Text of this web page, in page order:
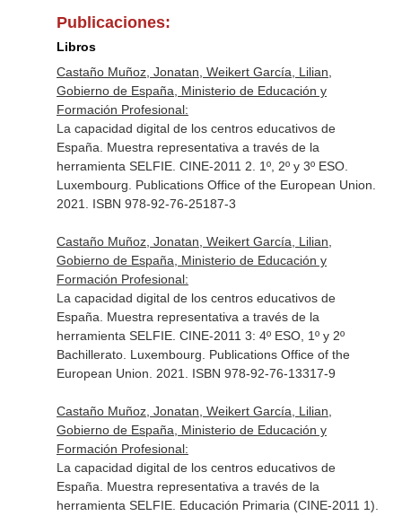
Publicaciones:
Libros
Castaño Muñoz, Jonatan, Weikert García, Lilian,
Gobierno de España, Ministerio de Educación y
Formación Profesional:
La capacidad digital de los centros educativos de
España. Muestra representativa a través de la
herramienta SELFIE. CINE-2011 2. 1º, 2º y 3º ESO.
Luxembourg. Publications Office of the European Union.
2021. ISBN 978-92-76-25187-3
Castaño Muñoz, Jonatan, Weikert García, Lilian,
Gobierno de España, Ministerio de Educación y
Formación Profesional:
La capacidad digital de los centros educativos de
España. Muestra representativa a través de la
herramienta SELFIE. CINE-2011 3: 4º ESO, 1º y 2º
Bachillerato. Luxembourg. Publications Office of the
European Union. 2021. ISBN 978-92-76-13317-9
Castaño Muñoz, Jonatan, Weikert García, Lilian,
Gobierno de España, Ministerio de Educación y
Formación Profesional:
La capacidad digital de los centros educativos de
España. Muestra representativa a través de la
herramienta SELFIE. Educación Primaria (CINE-2011 1).